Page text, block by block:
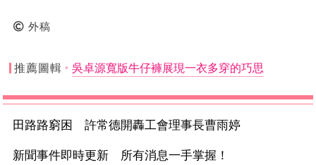
外稿
推薦圖輯 吳卓源寬版牛仔褲展現一衣多穿的巧思
田路路窮困 許常德開轟工會理事長曹雨婷
新聞事件即時更新 所有消息一手掌握！